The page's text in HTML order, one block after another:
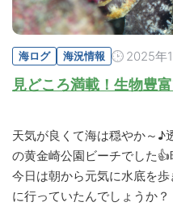
海ログ 海況情報 2025年
見どころ満載！生物豊
天気が良くて海は穏やか～♪
の黄金崎公園ビーチでした
今日は朝から元気に水底を
に行っていたんでしょうか？